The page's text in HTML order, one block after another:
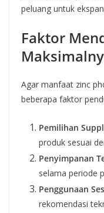
peluang untuk
Faktor
Agar manfaat zinc
beberapa faktor
Pemilihan
produk sesuai
Penyimpanan
selama periode
Penggunaan
rekomendasi